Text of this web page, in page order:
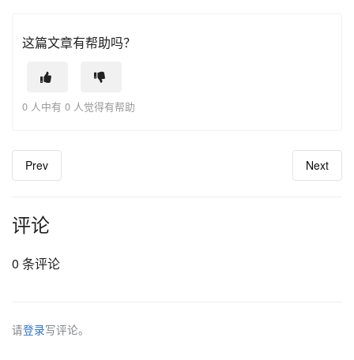
这篇文章有帮助吗？
0 人中有 0 人觉得有帮助
Prev Next
评论
0 条评论
请登录写评论。